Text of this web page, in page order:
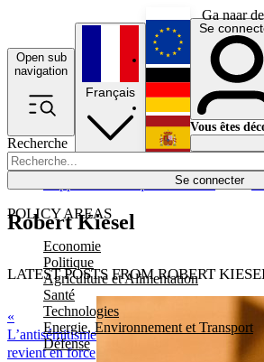
Ga naar
Open sub
navigation
Recherche
Se connecter
POLICY AREAS
Economie
Politique
Agriculture et Alimentation
Santé
Technologies
Energie, Environnement et Transport
Défense
Économie
Français
English
Deutsch
Español
Se
Vous êtes
Robert Kiesel
LATEST POSTS FROM ROBERT
«
L’antisémitisme
revient en force